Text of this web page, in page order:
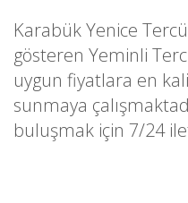
Karabük Yenice
gösteren Yeminli
uygun fiyatlara en
sunmaya
buluşmak için 7/24